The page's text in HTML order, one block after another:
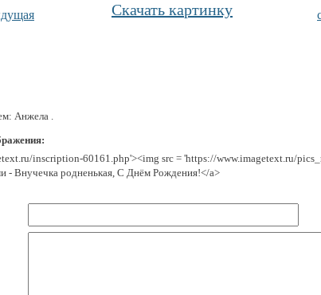
Скачать картинку
Анжела .
inscription-60161.php'><img src = 'https://www.imagetext.ru/
- Внучечка родненькая, С Днём Рождения!</a>